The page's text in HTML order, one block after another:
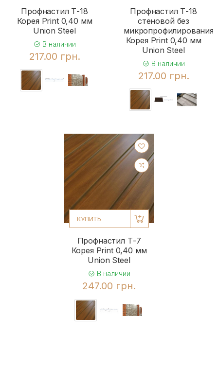
Профнастил Т-18
Корея Print 0,40 мм
Union Steel
В наличии
217.00 грн.
Профнастил Т-18
стеновой без
микропрофилирования
Корея Print 0,40 мм
Union Steel
В наличии
217.00 грн.
КУПИТЬ
Профнастил Т-7
Корея Print 0,40 мм
Union Steel
В наличии
247.00 грн.